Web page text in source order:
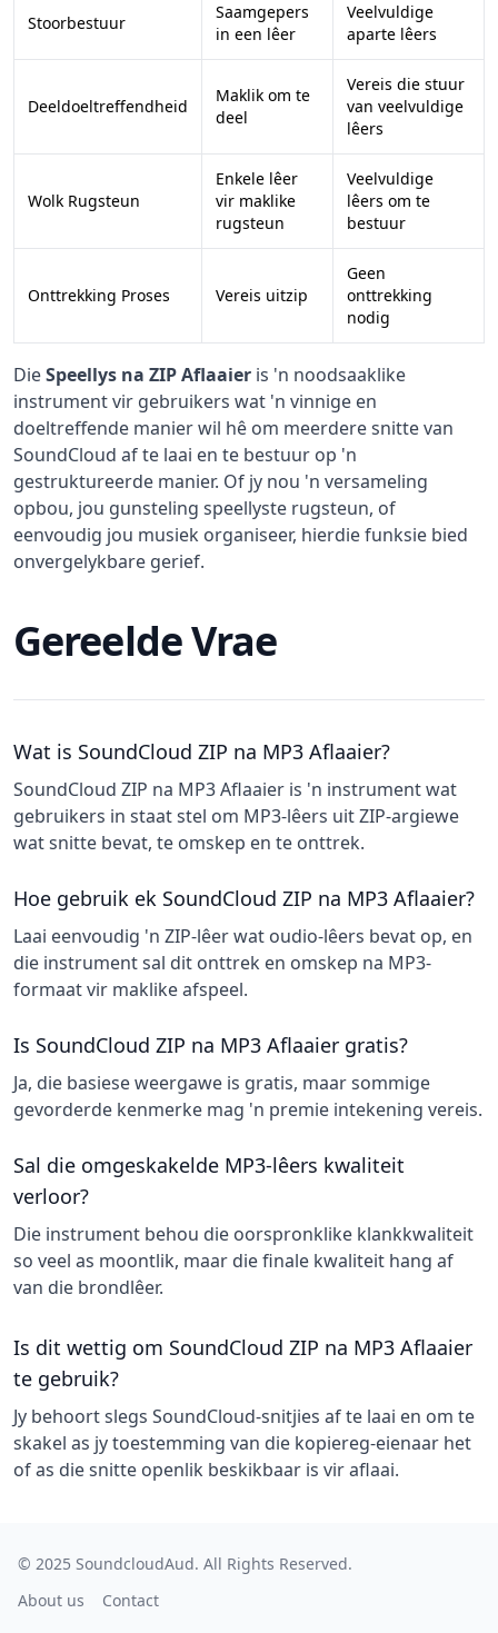
Stoorbestuur
Saamgepers
in een lêer
Veelvuldige
aparte lêers
Deeldoeltreffendheid
Maklik om te
deel
Vereis die stuur
van veelvuldige
lêers
Wolk Rugsteun
Enkele lêer
vir maklike
rugsteun
Veelvuldige
lêers om te
bestuur
Onttrekking Proses Vereis uitzip
Geen
onttrekking
nodig
DieSpeellys na ZIP Aflaaier is 'n noodsaaklike
instrument vir gebruikers wat 'n vinnige en
doeltreffende manier wil hê om meerdere snitte van
SoundCloud af te laai en te bestuur op 'n
gestruktureerde manier. Of jy nou 'n versameling
opbou, jou gunsteling speellyste rugsteun, of
eenvoudig jou musiek organiseer, hierdie funksie bied
onvergelykbare gerief.
Gereelde Vrae
Wat is SoundCloud ZIP na MP3 Aflaaier?
SoundCloud ZIP na MP3 Aflaaier is 'n instrument wat
gebruikers in staat stel om MP3-lêers uit ZIP-argiewe
wat snitte bevat, te omskep en te onttrek.
Hoe gebruik ek SoundCloud ZIP na MP3 Aflaaier?
Laai eenvoudig 'n ZIP-lêer wat oudio-lêers bevat op, en
die instrument sal dit onttrek en omskep na MP3-
formaat vir maklike afspeel.
Is SoundCloud ZIP na MP3 Aflaaier gratis?
Ja, die basiese weergawe is gratis, maar sommige
gevorderde kenmerke mag 'n premie intekening vereis.
Sal die omgeskakelde MP3-lêers kwaliteit
verloor?
Die instrument behou die oorspronklike klankkwaliteit
so veel as moontlik, maar die finale kwaliteit hang af
van die brondlêer.
Is dit wettig om SoundCloud ZIP na MP3 Aflaaier
te gebruik?
Jy behoort slegs SoundCloud-snitjies af te laai en om te
skakel as jy toestemming van die kopiereg-eienaar het
of as die snitte openlik beskikbaar is vir aflaai.
© 2025 SoundcloudAud. All Rights Reserved.
About us
Contact